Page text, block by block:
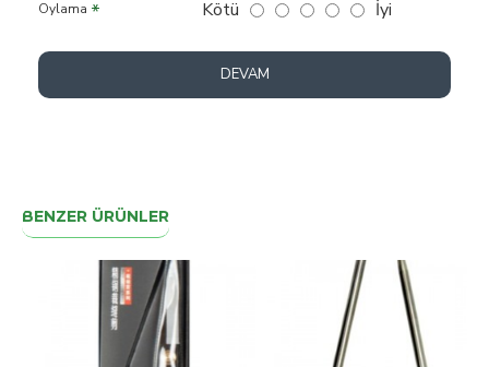
Oylama Kötü İyi
DEVAM
BENZER ÜRÜNLER